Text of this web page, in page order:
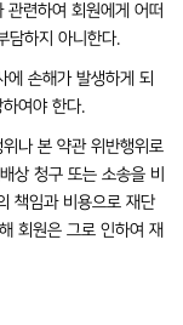
련하여 회원에게 어떠
담하지 아니한다.
손해가 발생하게 되
여야 한다.
나 본 약관 위반행위로
상 청구 또는 소송을 비
책임과 비용으로 재단
회원은 그로 인하여 재